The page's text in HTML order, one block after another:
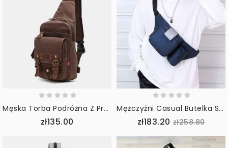
Męska Torba Podróżna Z Prawdziwej Skóry I Płótna Na Zewnątrz Osobista Torba Crossbody Torba Na Klatkę Piersiową
zł135.00
Mężczyźni Casual Butelka Solidna Nerka Torba Na Ramię Torba Na Ramię Torba Na Klatkę Piersiową Torba Na Pas
zł183.20 zł258.80